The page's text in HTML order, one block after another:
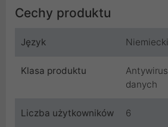
Cechy produktu
Język Niemiecki
Klasa produktu
danych
Liczba użytkowników 6